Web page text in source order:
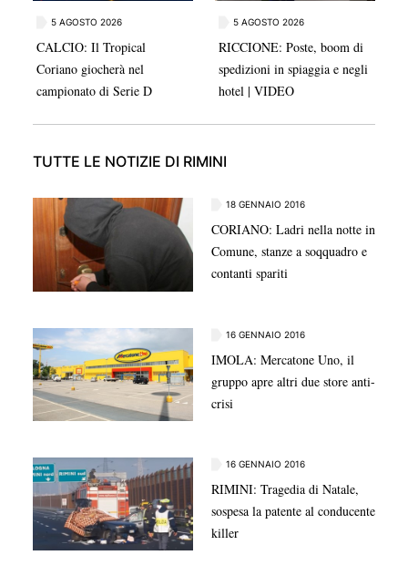
5 AGOSTO 2026
CALCIO: Il Tropical
Coriano giocherà nel
campionato di Serie D
5 AGOSTO 2026
RICCIONE: Poste, boom di
spedizioni in spiaggia e negli
hotel | VIDEO
TUTTE LE NOTIZIE DI RIMINI
18 GENNAIO 2016
CORIANO: Ladri nella notte in
Comune, stanze a soqquadro e
contanti spariti
16 GENNAIO 2016
IMOLA: Mercatone Uno, il
gruppo apre altri due store anti-
crisi
16 GENNAIO 2016
RIMINI: Tragedia di Natale,
sospesa la patente al conducente
killer